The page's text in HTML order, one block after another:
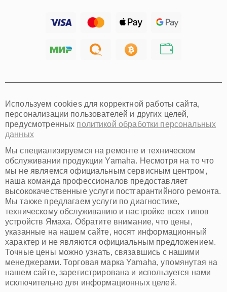
Хабаровск
Омск
Красноярск
Пермь
Ульяновск
Киров
Архангельск
Астрахань
Белгород
Благовещенск
Брянск
Владивосток
Владикавказ
Владимир
Волжский
Вологда
Грозный
Иваново
Используем cookies для корректной работы сайта,
персонализации пользователей и других целей,
предусмотренных политикой обработки персональных
данных
Мы специализируемся на ремонте и техническом
обслуживании продукции Yamaha. Несмотря на то что
мы не являемся официальным сервисным центром,
наша команда профессионалов предоставляет
высококачественные услуги постгарантийного ремонта.
Мы также предлагаем услуги по диагностике,
техническому обслуживанию и настройке всех типов
устройств Ямаха. Обратите внимание, что цены,
указанные на нашем сайте, носят информационный
характер и не являются официальным предложением.
Точные цены можно узнать, связавшись с нашими
менеджерами. Торговая марка Yamaha, упомянутая на
нашем сайте, зарегистрирована и используется нами
исключительно для информационных целей.